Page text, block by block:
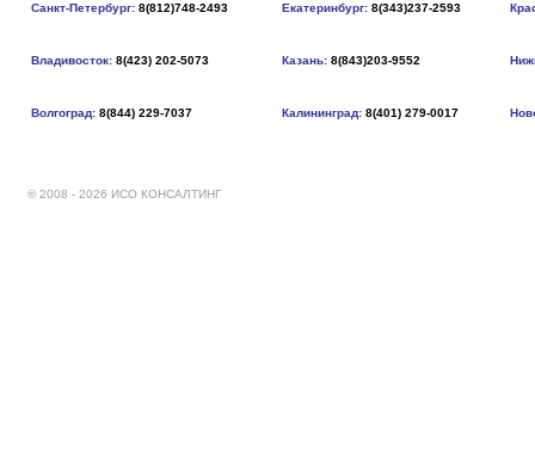
Санкт-Петербург: 8(812)748-2493 Екатеринбург: 8(343)237-2593
Владивосток: 8(423) 202-5073 Казань: 8(843)203-9552
Волгоград: 8(844) 229-7037 Калининград: 8(401) 279-0017
© 2008 - 2026 ИСО КОНСАЛТИНГ